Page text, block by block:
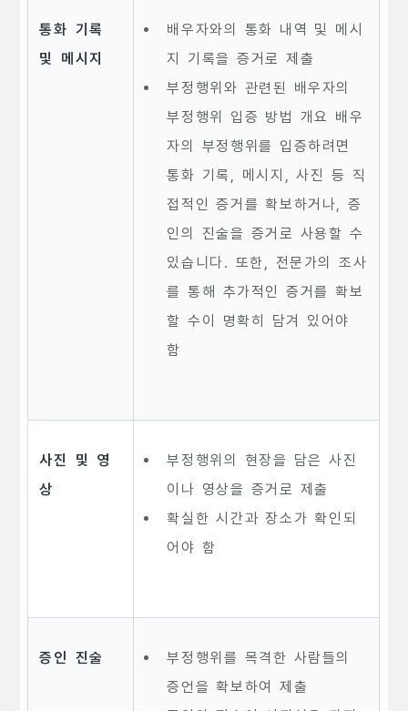
통화 기록
및 메시지
배우자와의 통화 내역 및 메시
지 기록을 증거로 제출
부정행위와 관련된 배우자의
부정행위 입증 방법 개요 배우
자의 부정행위를 입증하려면
통화 기록, 메시지, 사진 등 직
접적인 증거를 확보하거나, 증
인의 진술을 증거로 사용할 수
있습니다. 또한, 전문가의 조사
를 통해 추가적인 증거를 확보
할 수이 명확히 담겨 있어야
함
사진 및 영
상
부정행위의 현장을 담은 사진
이나 영상을 증거로 제출
확실한 시간과 장소가 확인되
어야 함
증인 진술
부정행위를 목격한 사람들의
증언을 확보하여 제출